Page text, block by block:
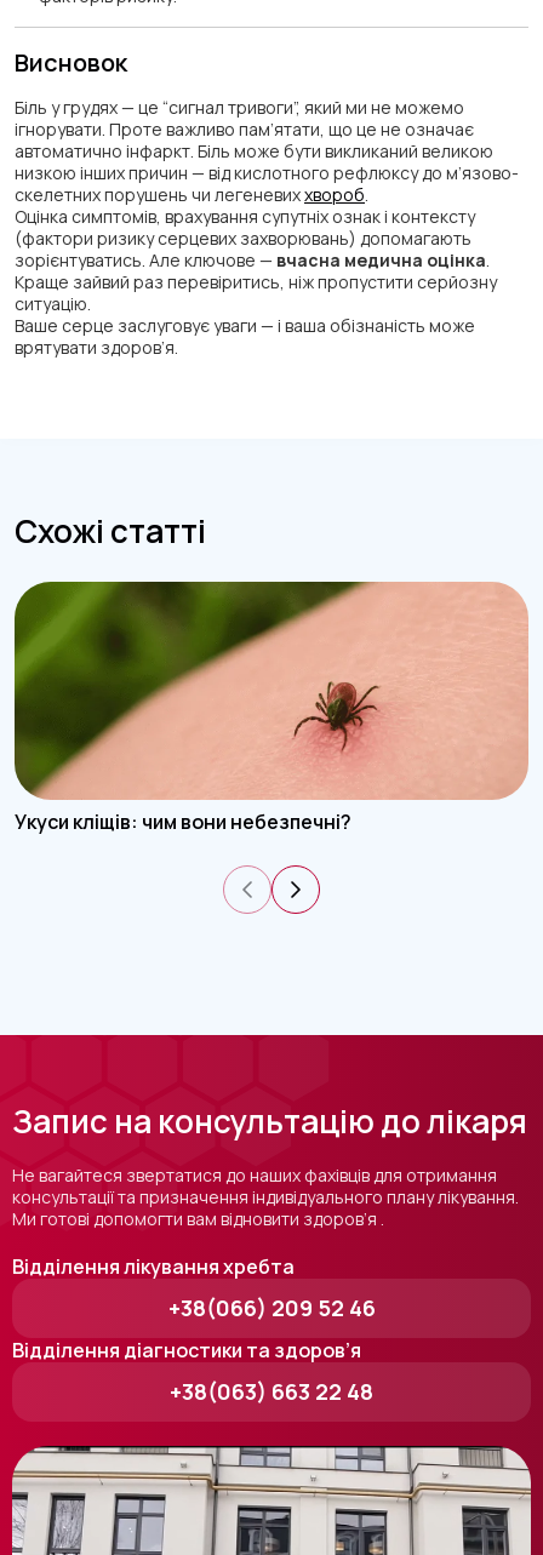
Висновок
Біль у грудях — це “сигнал тривоги”, який ми не можемо
ігнорувати. Проте важливо пам’ятати, що це не означає
автоматично інфаркт. Біль може бути викликаний великою
низкою інших причин — від кислотного рефлюксу до м’язово-
скелетних порушень чи легеневиххвороб
Оцінка симптомів, врахування супутніх ознак і контексту
(фактори ризику серцевих захворювань) допомагають
зорієнтуватись. Але ключове — вчасна медична оцінка
Краще зайвий раз перевіритись, ніж пропустити серйозну
ситуацію.
Ваше серце заслуговує уваги — і ваша обізнаність може
врятувати здоров’я.
Схожі статті
Укуси кліщів: чим вони небезпечні?
Запис на консультацію до лікаря
Не вагайтеся звертатися до наших фахівців для отримання
консультації та призначення індивідуального плану лікування.
Ми готові допомогти вам відновити здоров’я .
Відділення лікування хребта
+38(066) 209 52 46
Відділення діагностики та здоров’я
+38(063) 663 22 48